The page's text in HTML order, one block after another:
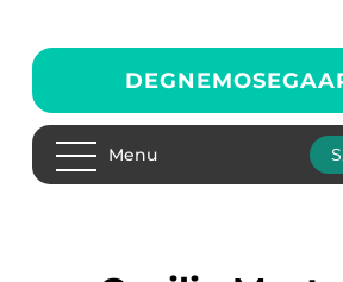
Menu